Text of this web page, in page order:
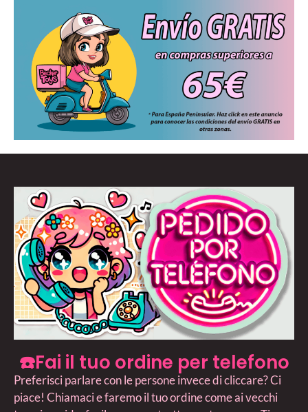
☎️Fai il tuo ordine per telefono
Preferisci parlare con le persone invece di cliccare? Ci
piace! Chiamaci e faremo il tuo ordine come ai vecchi